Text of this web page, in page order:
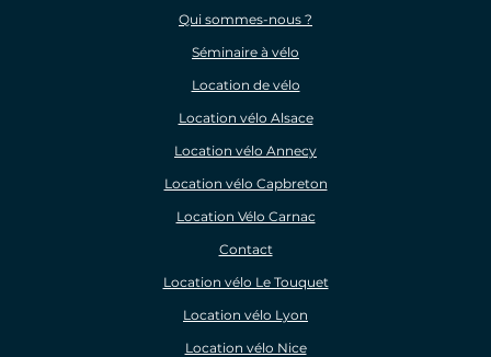
Qui sommes-nous ?
Séminaire à vélo
Location de vélo
Location vélo Alsace
Location vélo Annecy
Location vélo Capbreton
Location Vélo Carnac
Contact
Location vélo Le Touquet
Location vélo Lyon
Location vélo Nice